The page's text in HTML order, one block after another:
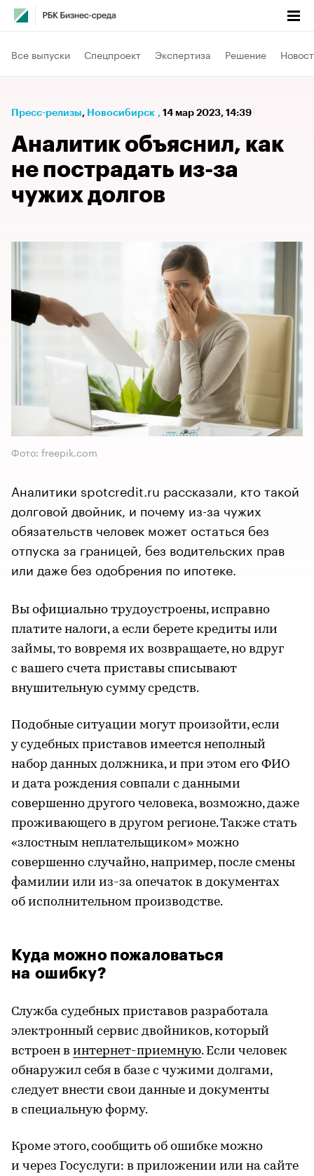
Все выпуски Спецпроект Экспертиза Решение
Пресс-релизы⁠, Новосибирск , 14 мар 2023, 14:39
Аналитик объяснил, как
не пострадать из-за
чужих долгов
Фото: freepik.com
Аналитики spotcredit.ru рассказали, кто такой
долговой двойник, и почему из-за чужих
обязательств человек может остаться без
отпуска за границей, без водительских прав
или даже без одобрения по ипотеке.
Вы официально трудоустроены, исправно
платите налоги, а если берете кредиты или
займы, то вовремя их возвращаете, но вдруг
с вашего счета приставы списывают
внушительную сумму средств.
Подобные ситуации могут произойти, если
у судебных приставов имеется неполный
набор данных должника, и при этом его ФИО
и дата рождения совпали с данными
совершенно другого человека, возможно, даже
проживающего в другом регионе. Также стать
«злостным неплательщиком» можно
совершенно случайно, например, после смены
фамилии или из-за опечаток в документах
об исполнительном производстве.
Куда можно пожаловаться
на ошибку?
Служба судебных приставов разработала
электронный сервис двойников, который
встроен в интернет-приемную. Если человек
обнаружил себя в базе с чужими долгами,
следует внести свои данные и документы
в специальную форму.
Кроме этого, сообщить об ошибке можно
и через Госуслуги: в приложении или на сайте